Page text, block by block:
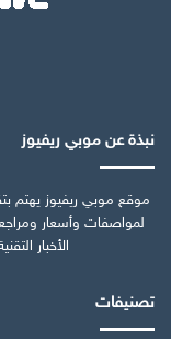
نبذة عن موبي ريفيوز
موقع موبي ريفيوز يهتم
لمواصفات وأسعار
الأخبار
تصنيفات